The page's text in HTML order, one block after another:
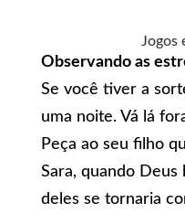
Jogos
Observando as
Se você tiver a
uma noite. Vá lá
Peça ao seu filho
Sara, quando Deus
deles se tornaria